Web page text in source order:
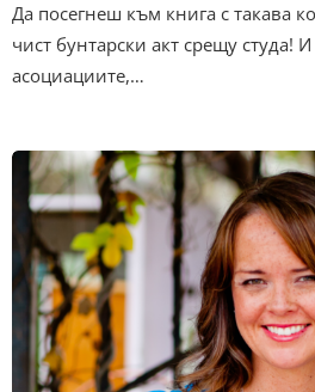
Да посегнеш към книга с такава
чист бунтарски акт срещу студа!
асоциациите,…